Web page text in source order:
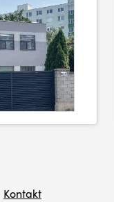
Kontakt